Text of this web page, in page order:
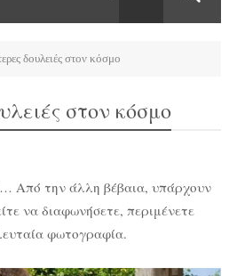
δουλειές στον κόσμο
στον κόσμο
Από την άλλη βέβαια, υπάρχουν
να διαφωνήσετε, περιμένετε
φωτογραφία.